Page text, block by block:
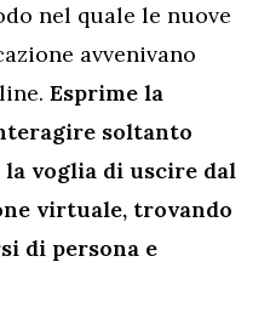
nel quale le nuove
avvenivano
Esprime la
soltanto
voglia di uscire dal
virtuale, trovando
di persona e